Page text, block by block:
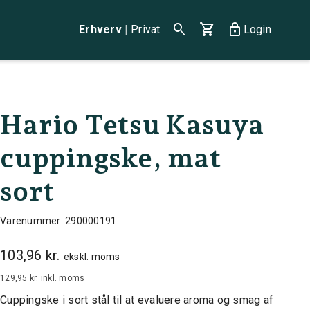
Erhverv | Privat search shopping_cart lock Login
Hario Tetsu Kasuya
cuppingske, mat
sort
Varenummer: 290000191
103,96 kr. ekskl. moms
129,95 kr. inkl. moms
Cuppingske i sort stål til at evaluere aroma og smag af